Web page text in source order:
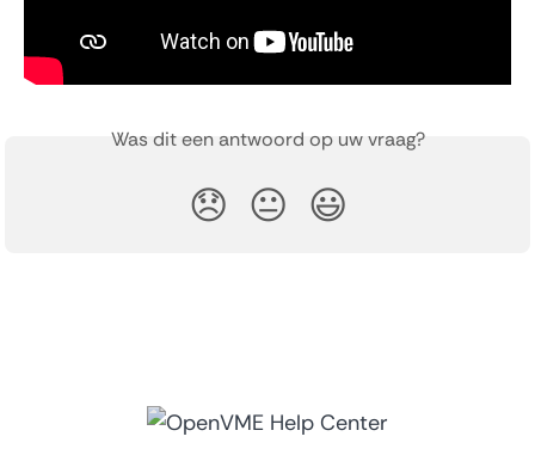
Was dit een antwoord op uw vraag?
😞 😐 😃